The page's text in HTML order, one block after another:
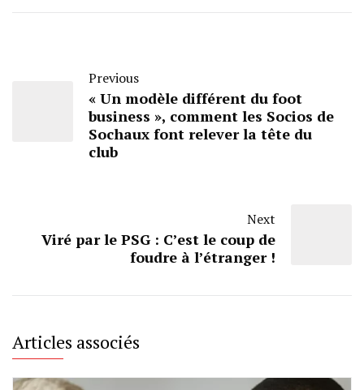
Previous
« Un modèle différent du foot
business », comment les Socios de
Sochaux font relever la tête du
club
Next
Viré par le PSG : C’est le coup de
foudre à l’étranger !
Articles associés